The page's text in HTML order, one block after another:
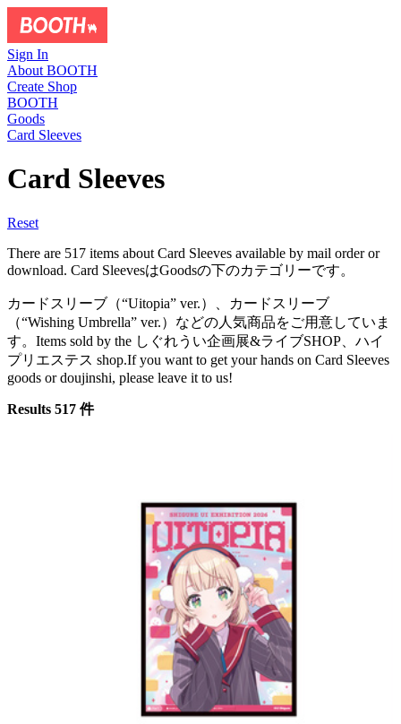
Sign In
About BOOTH
Create Shop
BOOTH
Goods
Card Sleeves
Card Sleeves
Reset
There are 517 items about Card Sleeves available by mail order or
download. Card SleevesはGoodsの下のカテゴリーです。
カードスリーブ（“Uitopia” ver.）、カードスリーブ
（“Wishing Umbrella” ver.）などの人気商品をご用意していま
す。Items sold by the しぐれうい企画展&ライブSHOP、ハイ
プリエステス shop.If you want to get your hands on Card Sleeves
goods or doujinshi, please leave it to us!
Results 517 件